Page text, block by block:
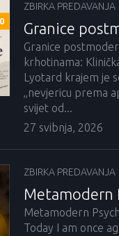
0
ZBIRKA PREDAVANJA
Granice
Granice
krhotinama:
Lyotard krajem je
„nevjericu prema
svijet od...
27 svibnja, 2026
ZBIRKA PREDAVANJA
Metamodern
Metamodern
Today I am once